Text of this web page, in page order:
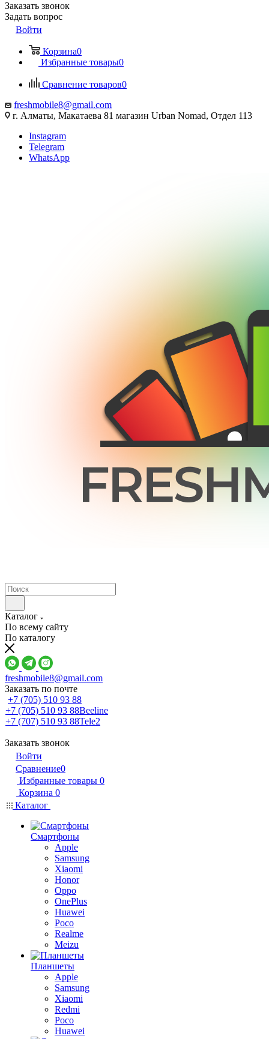
Заказать звонок
Задать вопрос
Войти
Корзина0
Избранные товары0
Сравнение товаров0
freshmobile8@gmail.com
г. Алматы, Макатаева 81 магазин Urban Nomad, Отдел 113
Instagram
Telegram
WhatsApp
Каталог
По всему сайту
По каталогу
freshmobile8@gmail.com
Заказать по почте
+7 (705) 510 93 88
+7 (705) 510 93 88Beeline
+7 (707) 510 93 88Tele2
Заказать звонок
Войти
Сравнение0
Избранные товары 0
Корзина 0
Каталог
Смартфоны
Apple
Samsung
Xiaomi
Honor
Oppo
OnePlus
Huawei
Poco
Realme
Meizu
Планшеты
Apple
Samsung
Xiaomi
Redmi
Poco
Huawei